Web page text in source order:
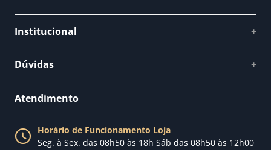
Institucional +
Fale conosco
Nossa loja
Dúvidas +
Política de Trocas
Atendimento
Horário de Funcionamento Loja
Seg. à Sex. das 08h50 às 18h Sáb das 08h50 às 12h00